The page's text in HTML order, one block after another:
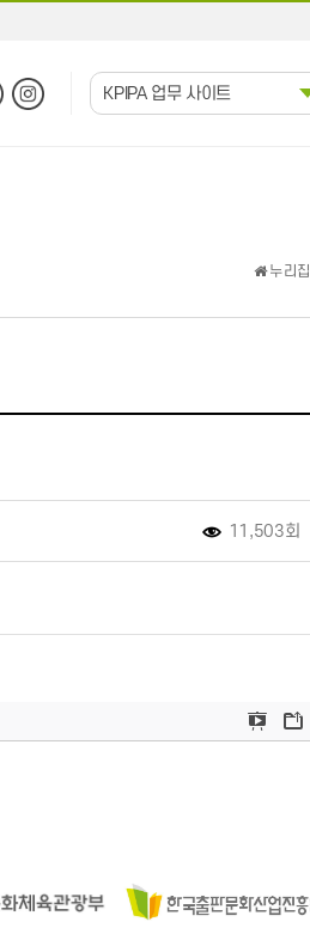
KPIPA 업무 사이트
누리집
11,503회